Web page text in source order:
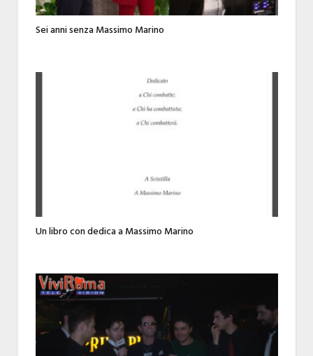
Sei anni senza Massimo Marino
Un libro con dedica a Massimo Marino